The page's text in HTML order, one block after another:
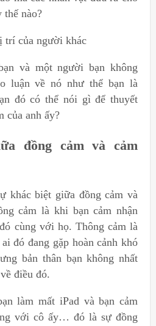
thế nào?
trí của người khác
và một người bạn không
luận về nó như thể bạn là
đó có thể nói gì để thuyết
của anh ấy?
đồng cảm và cảm
khác biệt giữa đồng cảm và
cảm là khi bạn cảm nhận
cùng với họ. Thông cảm là
đó đang gặp hoàn cảnh khó
bản thân bạn không nhất
điều đó.
làm mất iPad và bạn cảm
với cô ấy… đó là sự đồng